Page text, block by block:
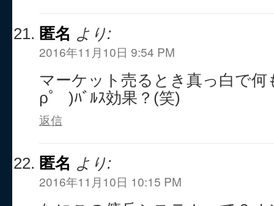
匿名 より:
2016年11月10日 9:54 PM
マーケット売るとき真っ白で
ρ゜ )ﾊﾞﾙｽ効果？(笑)
返信
匿名 より:
2016年11月10日 10:15 PM